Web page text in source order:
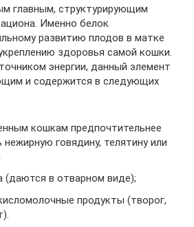
главным, структурирующим
Именно белок
развитию плодов в матке
здоровья самой кошки.
энергии, данный элемент
и содержится в следующих
кошкам предпочтительнее
нежирную говядину, телятину или
(даются в отварном виде);
продукты (творог,